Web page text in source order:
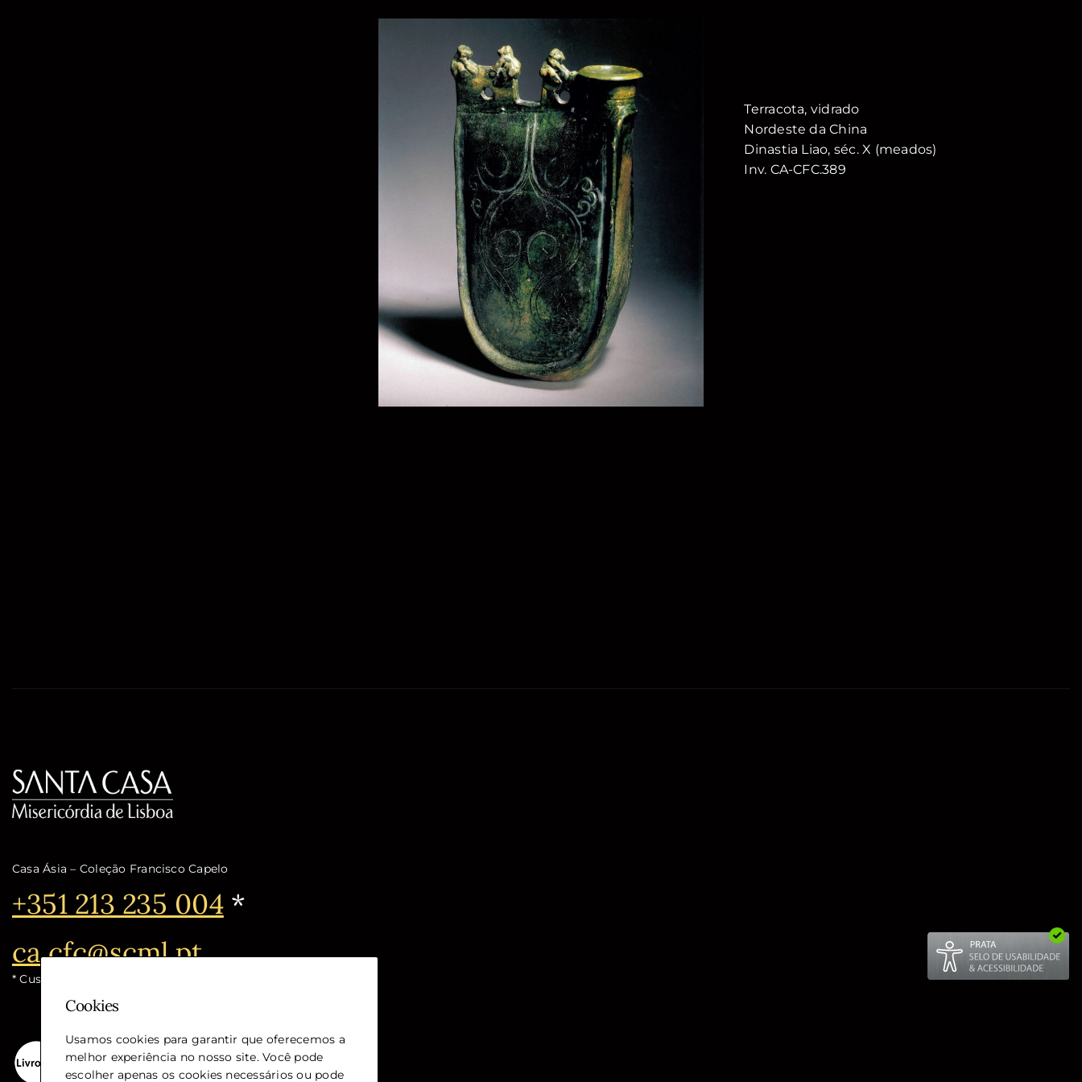
Terracota, vidrado
Nordeste da China
Dinastia Liao, séc. X (meados)
Inv. CA-CFC.389
Casa Ásia – Coleção Francisco Capelo
Telefone:
+351 213 235 004*
Email:
ca.cfc@scml.pt
* Custo de chamada para a rede fixa nacional
Cookies
Usamos cookies para garantir que oferecemos a
melhor experiência no nosso site. Você pode
escolher apenas os cookies necessários ou pode